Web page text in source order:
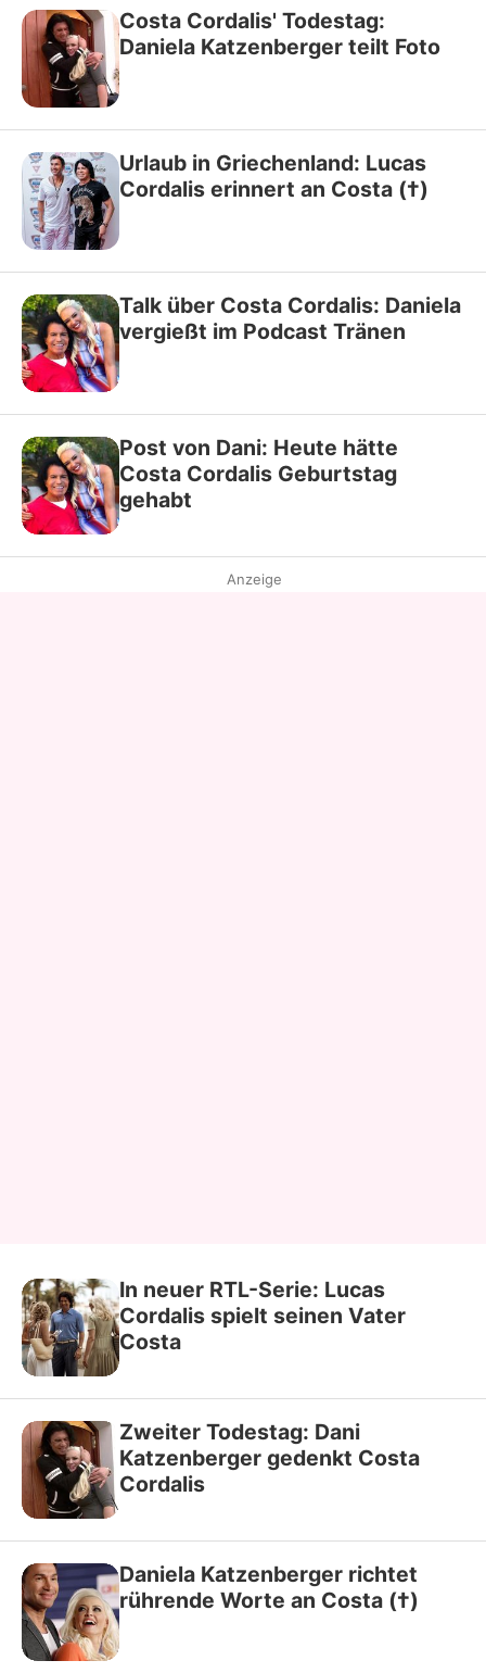
Costa Cordalis' Todestag:
Daniela Katzenberger teilt Foto
Urlaub in Griechenland: Lucas
Cordalis erinnert an Costa (†)
Talk über Costa Cordalis: Daniela
vergießt im Podcast Tränen
Post von Dani: Heute hätte
Costa Cordalis Geburtstag
gehabt
Anzeige
In neuer RTL-Serie: Lucas
Cordalis spielt seinen Vater
Costa
Zweiter Todestag: Dani
Katzenberger gedenkt Costa
Cordalis
Daniela Katzenberger richtet
rührende Worte an Costa (†)